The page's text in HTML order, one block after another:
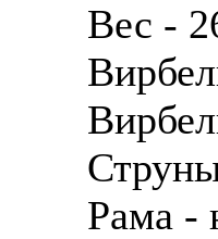
Вес -
Рама -